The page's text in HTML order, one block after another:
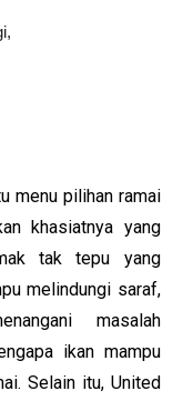
menu pilihan ramai
khasiatnya yang
tak tepu yang
melindungi saraf,
masalah
ikan mampu
Selain itu, United